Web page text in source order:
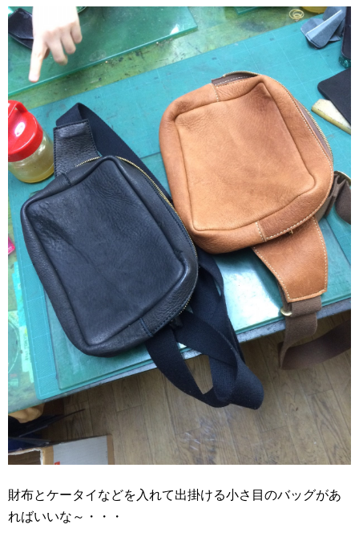
財布とケータイなどを入れて出掛ける小さ目のバッグがあ
ればいいな～・・・